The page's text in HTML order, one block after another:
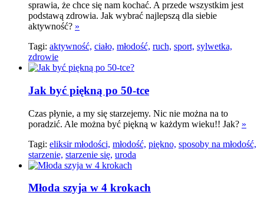
sprawia, że chce się nam kochać. A przede wszystkim jest
podstawą zdrowia. Jak wybrać najlepszą dla siebie
aktywność? »
Tagi: aktywność, ciało, młodość, ruch, sport, sylwetka,
zdrowie
Jak być piękną po 50-tce
Czas płynie, a my się starzejemy. Nic nie można na to
poradzić. Ale można być piękną w każdym wieku!! Jak? »
Tagi: eliksir młodości, młodość, piękno, sposoby na młodość,
starzenie, starzenie się, uroda
Młoda szyja w 4 krokach